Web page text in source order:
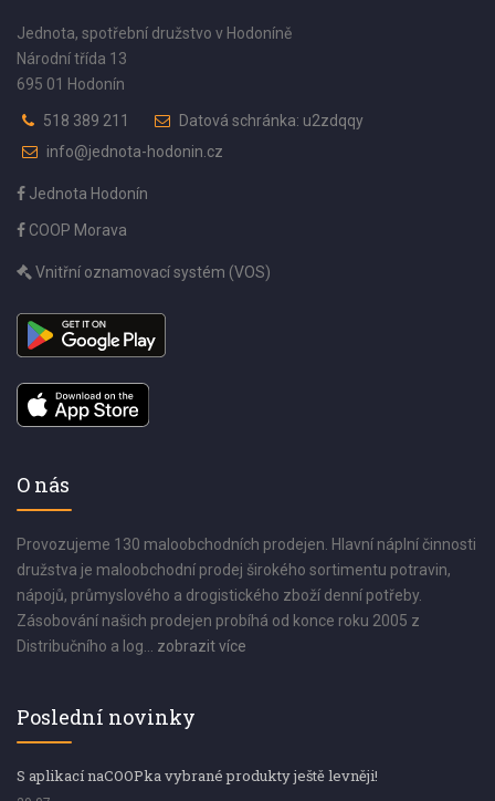
Jednota, spotřební družstvo v Hodoníně
Národní třída 13
695 01 Hodonín
518 389 211
Datová schránka: u2zdqqy
info@jednota-hodonin.cz
Jednota Hodonín
COOP Morava
Vnitřní oznamovací systém (VOS)
O nás
Provozujeme 130 maloobchodních prodejen. Hlavní náplní činnosti
družstva je maloobchodní prodej širokého sortimentu potravin,
nápojů, průmyslového a drogistického zboží denní potřeby.
Zásobování našich prodejen probíhá od konce roku 2005 z
Distribučního a log... zobrazit více
Poslední novinky
S aplikací naCOOPka vybrané produkty ještě levněji!